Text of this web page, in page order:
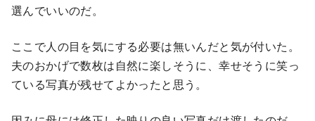
選んでいいのだ。
ここで人の目を気にする必要は無いんだと気が付いた。
夫のおかげで数枚は自然に楽しそうに、幸せそうに笑っ
ている写真が残せてよかったと思う。